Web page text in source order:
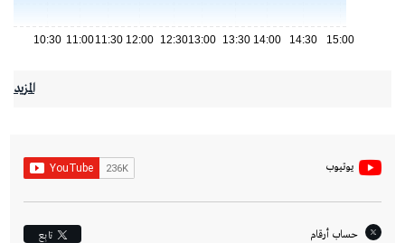
10:30 11:0011:30 12:00 12:3013:00 13:30 14:00 14:30 15:00
المزيد
يوتيوب
حساب أرقام تابِع